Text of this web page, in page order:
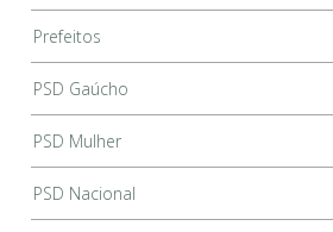
Prefeitos
PSD Gaúcho
PSD Mulher
PSD Nacional